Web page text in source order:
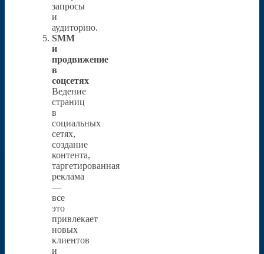
запросы
и
аудиторию.
SMM
и
продвижение
в
соцсетях
Ведение
страниц
в
социальных
сетях,
создание
контента,
таргетированная
реклама
—
все
это
привлекает
новых
клиентов
и